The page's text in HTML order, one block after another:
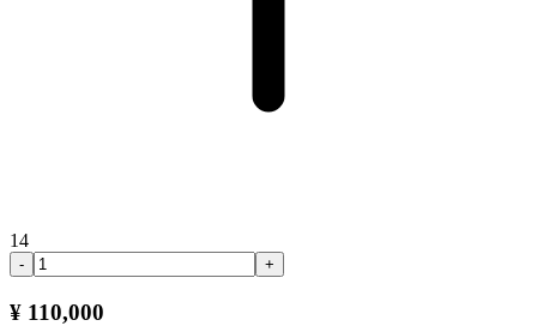
14
- +
¥ 110,000